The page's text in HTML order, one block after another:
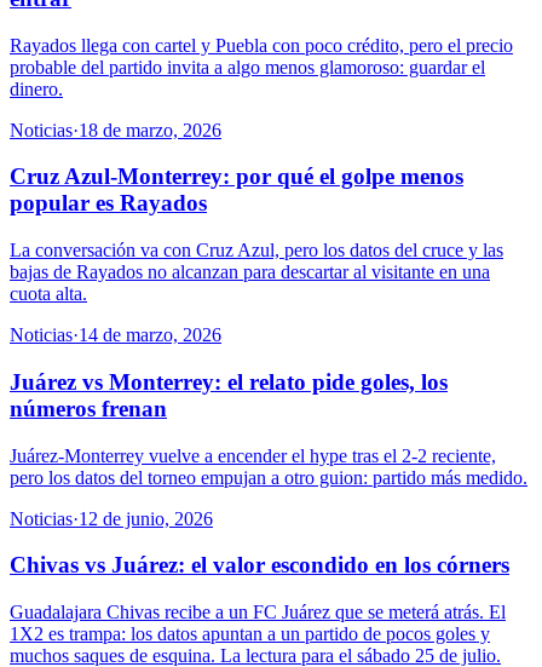
Rayados llega con cartel y Puebla con poco crédito, pero el precio
probable del partido invita a algo menos glamoroso: guardar el
dinero.
Noticias·18 de marzo, 2026
Cruz Azul-Monterrey: por qué el golpe menos
popular es Rayados
La conversación va con Cruz Azul, pero los datos del cruce y las
bajas de Rayados no alcanzan para descartar al visitante en una
cuota alta.
Noticias·14 de marzo, 2026
Juárez vs Monterrey: el relato pide goles, los
números frenan
Juárez-Monterrey vuelve a encender el hype tras el 2-2 reciente,
pero los datos del torneo empujan a otro guion: partido más medido.
Noticias·12 de junio, 2026
Chivas vs Juárez: el valor escondido en los córners
Guadalajara Chivas recibe a un FC Juárez que se meterá atrás. El
1X2 es trampa: los datos apuntan a un partido de pocos goles y
muchos saques de esquina. La lectura para el sábado 25 de julio.